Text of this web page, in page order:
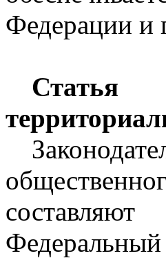
Федерации и